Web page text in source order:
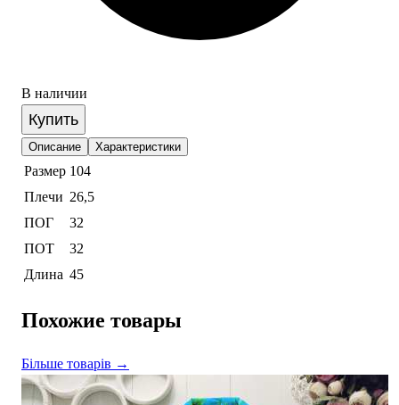
В наличии
Купить
Описание Характеристики
Размер 104
Плечи 26,5
ПОГ
32
ПОТ
32
Длина 45
Похожие товары
Більше товарів →